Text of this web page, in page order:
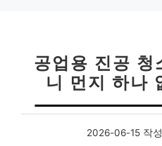
공업용 진공 청
니 먼지 하나
2026-06-15 작